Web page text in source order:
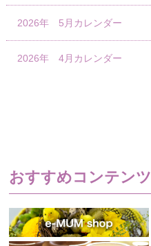
2026年 5月カレンダー
2026年 4月カレンダー
おすすめコンテンツ